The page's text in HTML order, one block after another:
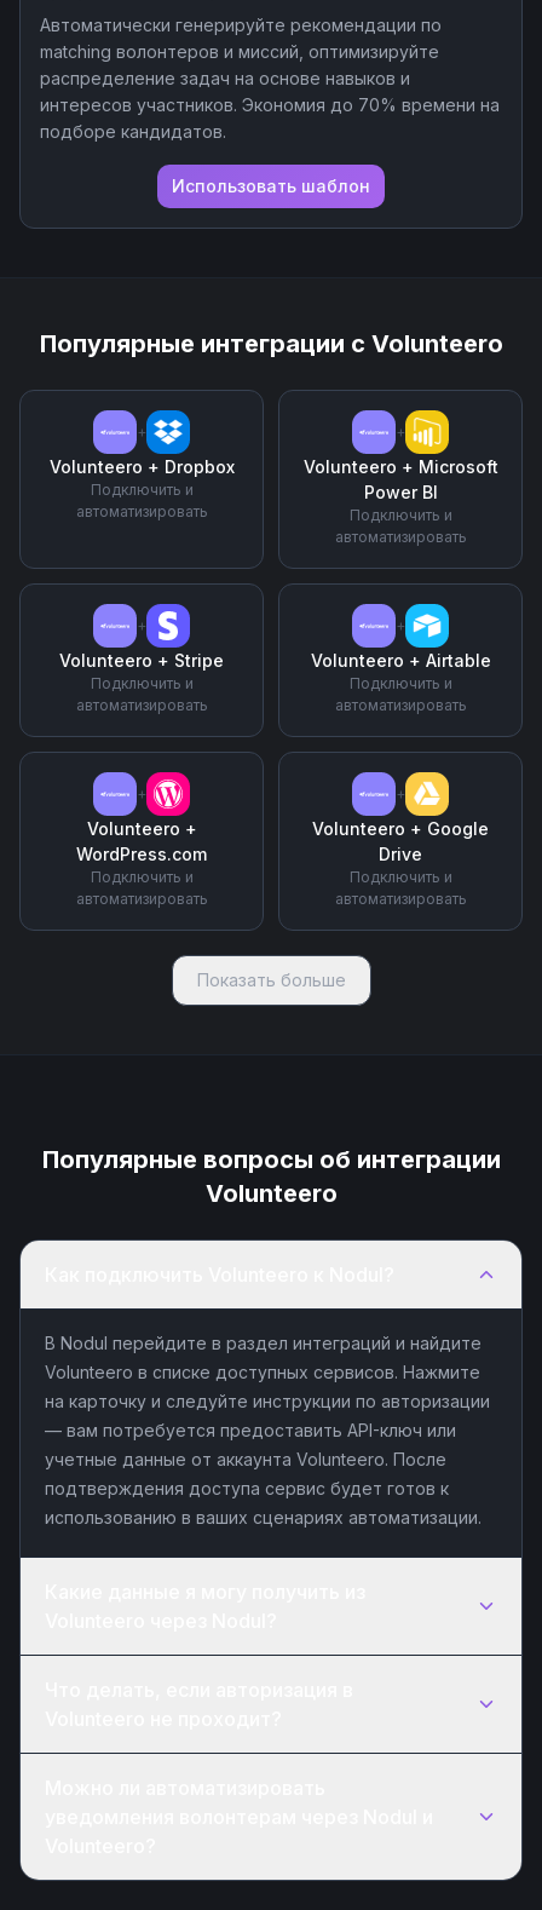
Автоматически генерируйте рекомендации по
matching волонтеров и миссий, оптимизируйте
распределение задач на основе навыков и
интересов участников. Экономия до 70% времени на
подборе кандидатов.
Использовать шаблон
Популярные интеграции с Volunteero
+
Volunteero + Dropbox
Подключить и
автоматизировать
+
Volunteero + Microsoft
Power BI
Подключить и
автоматизировать
+
Volunteero + Stripe
Подключить и
автоматизировать
+
Volunteero + Airtable
Подключить и
автоматизировать
+
Volunteero +
WordPress.com
Подключить и
автоматизировать
+
Volunteero + Google
Drive
Подключить и
автоматизировать
Показать больше
Популярные вопросы об интеграции
Volunteero
В Nodul перейдите в раздел интеграций и найдите
Volunteero в списке доступных сервисов. Нажмите
на карточку и следуйте инструкции по авторизации
— вам потребуется предоставить API-ключ или
учетные данные от аккаунта Volunteero. После
подтверждения доступа сервис будет готов к
использованию в ваших сценариях автоматизации.